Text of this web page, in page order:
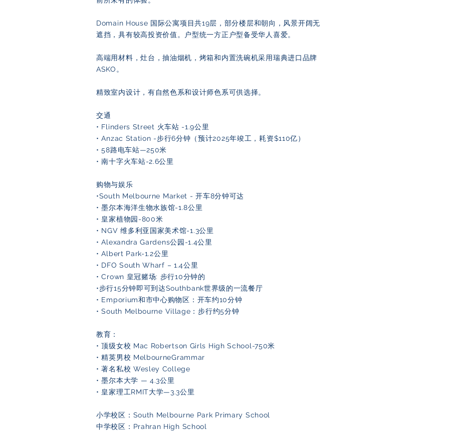
Domain House 国际公寓项目共19层，部分楼层和朝向，风景开阔无
遮挡，具有较高投资价值。户型统一方正户型备受华人喜爱。
高端用材料，灶台，抽油烟机，烤箱和内置洗碗机采用瑞典进口品牌
ASKO。
精致室内设计，有自然色系和设计师色系可供选择。
交通
• Flinders Street 火车站 -1.9公里
• Anzac Station -步行6分钟（预计2025年竣工，耗资$110亿）
• 58路电车站—250米
• 南十字火车站-2.6公里
购物与娱乐
•South Melbourne Market - 开车8分钟可达
• 墨尔本海洋生物水族馆-1.8公里
• 皇家植物园-800米
• NGV 维多利亚国家美术馆-1.3公里
• Alexandra Gardens公园-1.4公里
• Albert Park-1.2公里
• DFO South Wharf – 1.4公里
• Crown 皇冠赌场: 步行10分钟的
•步行15分钟即可到达Southbank世界级的一流餐厅
• Emporium和市中心购物区：开车约10分钟
• South Melbourne Village：步行约5分钟
教育：
• 顶级女校 Mac Robertson Girls High School-750米
• 精英男校 MelbourneGrammar
• 著名私校 Wesley College
• 墨尔本大学 — 4.3公里
• 皇家理工RMIT大学—3.3公里
小学校区：South Melbourne Park Primary School
中学校区：Prahran High School